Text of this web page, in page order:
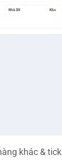
khác & tick